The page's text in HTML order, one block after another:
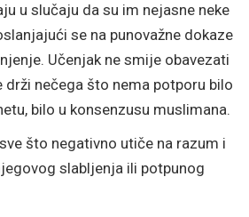
u slučaju da su im nejasne neke
se na punovažne dokaze
Učenjak ne smije obavezati
drži nečega što nema potporu bilo
bilo u konsenzusu muslimana.
što negativno utiče na razum i
slabljenja ili potpunog